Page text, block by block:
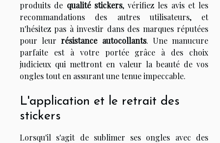
produits de qualité stickers, vérifiez les avis et les
recommandations des autres utilisateurs, et
n'hésitez pas à investir dans des marques réputées
pour leurrésistance autocollants. Une manucure
parfaite est à votre portée grâce à des choix
judicieux qui mettront en valeur la beauté de vos
ongles tout en assurant une tenue impeccable.
L'application et le retrait des
stickers
Lorsqu'il s'agit de sublimer ses ongles avec des